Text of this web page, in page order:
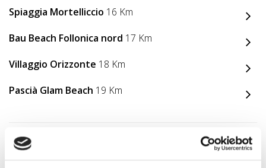
Spiaggia Mortelliccio 16 Km
Bau Beach Follonica nord 17 Km
Villaggio Orizzonte 18 Km
Pascià Glam Beach 19 Km
Animali Ammessi